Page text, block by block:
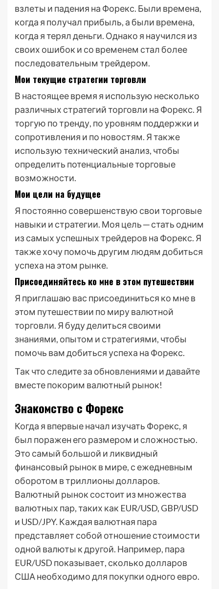
взлеты и падения на Форекс. Были времена,
когда я получал прибыль, а были времена,
когда я терял деньги. Однако я научился из
своих ошибок и со временем стал более
последовательным трейдером.
Мои текущие стратегии торговли
В настоящее время я использую несколько
различных стратегий торговли на Форекс. Я
торгую по тренду, по уровням поддержки и
сопротивления и по новостям. Я также
использую технический анализ, чтобы
определить потенциальные торговые
возможности.
Мои цели на будущее
Я постоянно совершенствую свои торговые
навыки и стратегии. Моя цель ─ стать одним
из самых успешных трейдеров на Форекс. Я
также хочу помочь другим людям добиться
успеха на этом рынке.
Присоединяйтесь ко мне в этом путешествии
Я приглашаю вас присоединиться ко мне в
этом путешествии по миру валютной
торговли. Я буду делиться своими
знаниями, опытом и стратегиями, чтобы
помочь вам добиться успеха на Форекс.
Так что следите за обновлениями и давайте
вместе покорим валютный рынок!
Знакомство с Форекс
Когда я впервые начал изучать Форекс, я
был поражен его размером и сложностью.
Это самый большой и ликвидный
финансовый рынок в мире, с ежедневным
оборотом в триллионы долларов.
Валютный рынок состоит из множества
валютных пар, таких как EUR/USD, GBP/USD
и USD/JPY. Каждая валютная пара
представляет собой отношение стоимости
одной валюты к другой. Например, пара
EUR/USD показывает, сколько долларов
США необходимо для покупки одного евро.